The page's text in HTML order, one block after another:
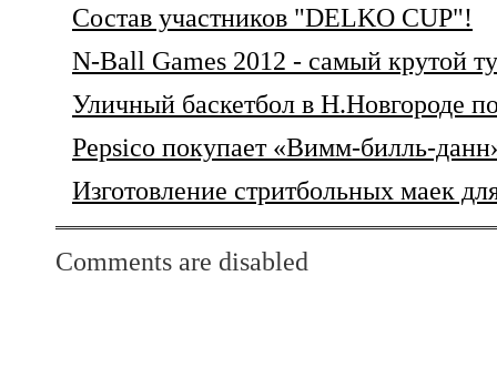
Состав участников "DELKO CUP"!
N-Ball Games 2012 - самый крутой
Уличный баскетбол в Н.Новгороде
Pepsico покупает «Вимм-билль-
Изготовление стритбольных маек
Comments are disabled